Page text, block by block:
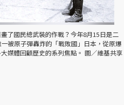
了國民總武裝的作戰？今年8月15日是二
被原子彈轟炸的「戰敗國」日本，從原爆
媒體回顧歷史的系列焦點。 圖／維基共享